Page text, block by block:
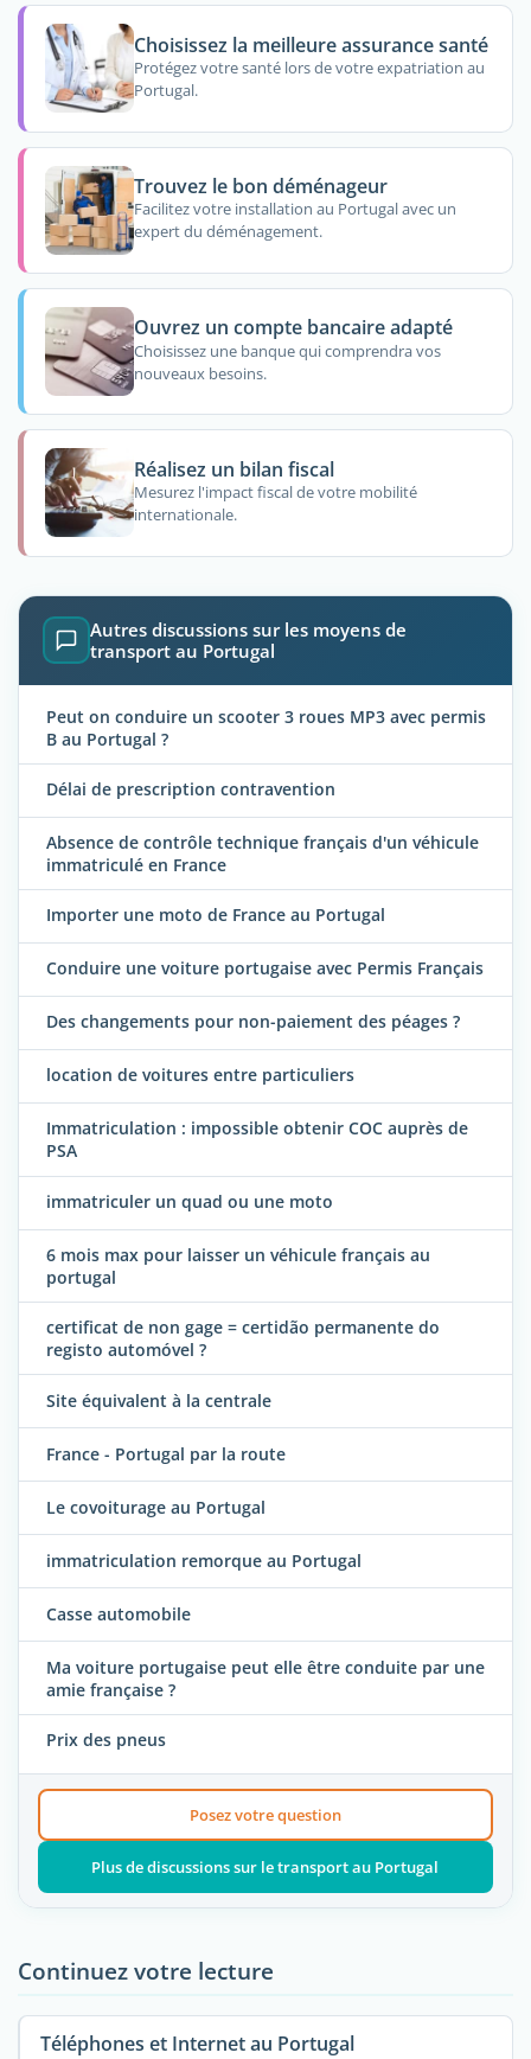
Choisissez la meilleure assurance santé
Protégez votre santé lors de votre expatriation au
Portugal.
Trouvez le bon déménageur
Facilitez votre installation au Portugal avec un
expert du déménagement.
Ouvrez un compte bancaire adapté
Choisissez une banque qui comprendra vos
nouveaux besoins.
Réalisez un bilan fiscal
Mesurez l'impact fiscal de votre mobilité
internationale.
Autres discussions sur les moyens de
transport au Portugal
Peut on conduire un scooter 3 roues MP3 avec permis
B au Portugal ?
Délai de prescription contravention
Absence de contrôle technique français d'un véhicule
immatriculé en France
Importer une moto de France au Portugal
Conduire une voiture portugaise avec Permis Français
Des changements pour non-paiement des péages ?
location de voitures entre particuliers
Immatriculation : impossible obtenir COC auprès de
PSA
immatriculer un quad ou une moto
6 mois max pour laisser un véhicule français au
portugal
certificat de non gage = certidão permanente do
registo automóvel ?
Site équivalent à la centrale
France - Portugal par la route
Le covoiturage au Portugal
immatriculation remorque au Portugal
Casse automobile
Ma voiture portugaise peut elle être conduite par une
amie française ?
Prix des pneus
Posez votre question
Plus de discussions sur le transport au Portugal
Continuez votre lecture
Téléphones et Internet au Portugal